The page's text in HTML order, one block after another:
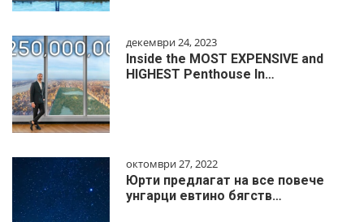
декември 24, 2023
Inside the MOST EXPENSIVE and
HIGHEST Penthouse In…
октомври 27, 2022
Юрти предлагат на все повече
унгарци евтино бягств…